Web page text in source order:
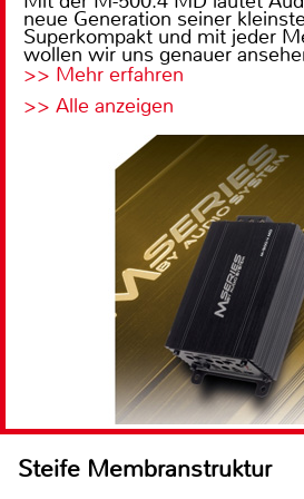
neue Generation seiner
Superkompakt und mit jeder
wollen wir uns genauer
>> Mehr erfahren
>> Alle anzeigen
Steife Membranstruktur